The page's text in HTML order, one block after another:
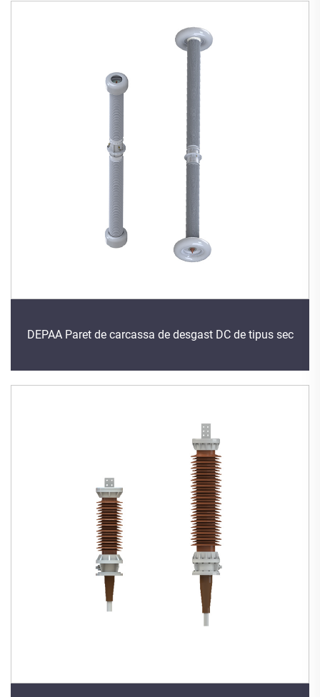
DEPAA Paret de carcassa de desgast DC de tipus sec